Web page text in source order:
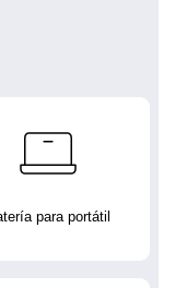
para portátil